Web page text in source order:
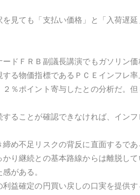
見ても「支払い価格」と「入荷遅
ドＦＲＢ副議長講演でもガソリン
る物価指標であるＰＣＥインフレ
％ポイント寄与したとの分析だ。
ることが確認できなければ、イン
め不足リスクの背反に直面するで
り継続との基本路線からは離脱して
がある。
益確定の円買い戻しの口実を提供